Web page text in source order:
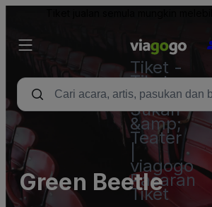
Tiket -
Tiket
Konsert,
Sukan
&amp;
Teater
viagogo
Pasaran
Tiket
Green Beetle